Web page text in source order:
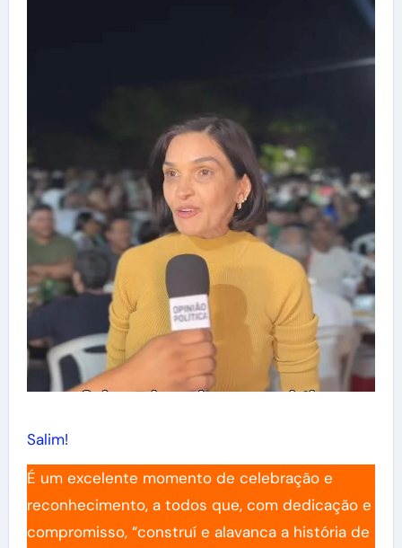
Salim!
É um excelente momento de celebração e
reconhecimento, a todos que, com dedicação e
compromisso, “construí e alavanca a história de